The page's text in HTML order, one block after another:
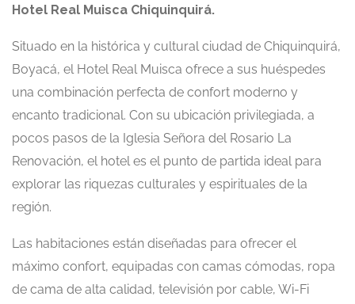
Hotel Real Muisca Chiquinquirá.
Situado en la histórica y cultural ciudad de Chiquinquirá,
Boyacá, el Hotel Real Muisca ofrece a sus huéspedes
una combinación perfecta de confort moderno y
encanto tradicional. Con su ubicación privilegiada, a
pocos pasos de la Iglesia Señora del Rosario La
Renovación, el hotel es el punto de partida ideal para
explorar las riquezas culturales y espirituales de la
región.
Las habitaciones están diseñadas para ofrecer el
máximo confort, equipadas con camas cómodas, ropa
de cama de alta calidad, televisión por cable, Wi-Fi